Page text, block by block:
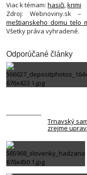
Viac k témam: hasiči,krimi
Zdroj: Webnoviny.sk
meštianskeho domu telo
Všetky práva vyhradené.
Odporúčané články
Trnavský
zrejme